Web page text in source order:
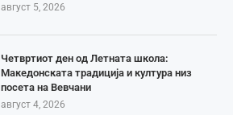
август 5, 2026
Четвртиот ден од Летната школа:
Македонската традиција и култура низ
посета на Вевчани
август 4, 2026